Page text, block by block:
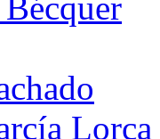
Lorca